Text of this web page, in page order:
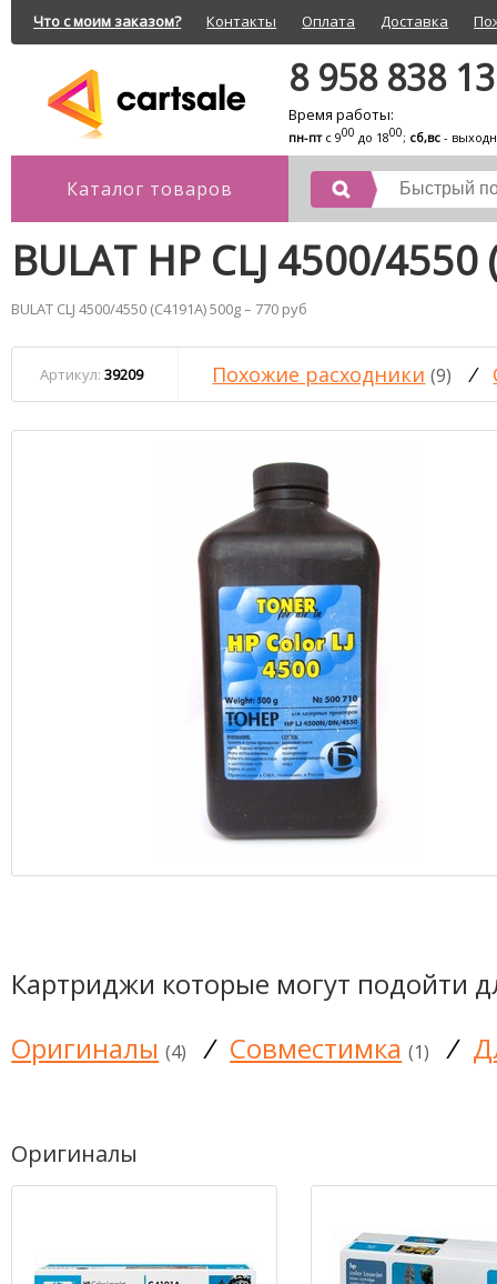
Что с моим заказом? Контакты Оплата Доставка
8 958 838
Время работы:
пн-птс 900 до 1800; сб,вс -
Каталог товаров
BULAT HP CLJ 4500/
BULAT CLJ 4500/4550 (C4191A) 500g – 770 руб
Артикул: 39209 Похожие расходники (9) /
Картриджи которые могут подойти
Оригиналы (4) / Совместимка (1) /
Оригиналы